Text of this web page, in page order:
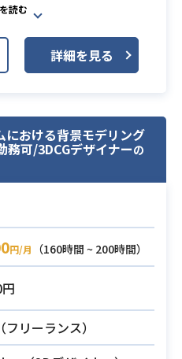
計、受入
経験
れば尚可）
定はありません。
詳細を見る
おける背景モデリング
務可/3DCGデザイナーの
円/月
（160時間 ~ 200時間）
リーランス）